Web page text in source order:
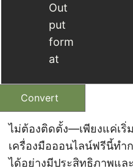
Out
put
form
at
Convert
ไม่ต้องติดตั้ง—เพียงแค่เ
เครื่องมือออนไลน์ฟรีนี้ทำ
ได้อย่างมีประสิทธิภาพแล